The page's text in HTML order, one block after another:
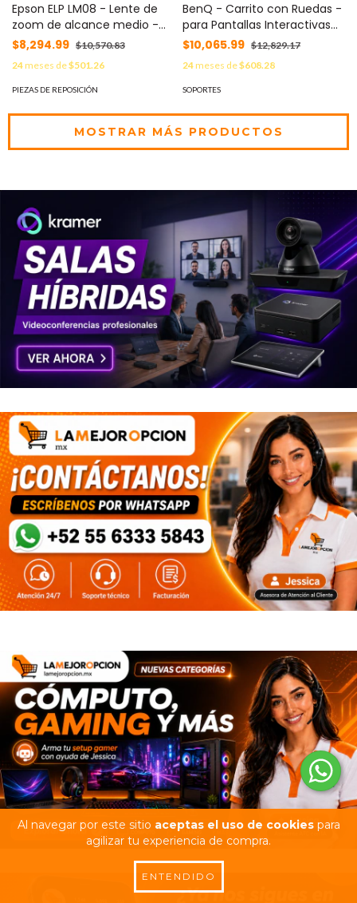
Al navegar por este sitio aceptas el uso de cookiespara
agilizar tu experiencia de compra.
ENTENDIDO
Epson ELP LM08 - Lente de
zoom de alcance medio -
24 mm MOD: V12H004M08
$8,294.99 $10,570.83
24meses de$501.26
PIEZAS DE REPOSICIÓN
BenQ - Carrito con Ruedas -
para Pantallas Interactivas
de MOD: IT1002 Rolling Stand
$10,065.99 $12,829.17
24meses de$608.28
SOPORTES
MOSTRAR MÁS PRODUCTOS